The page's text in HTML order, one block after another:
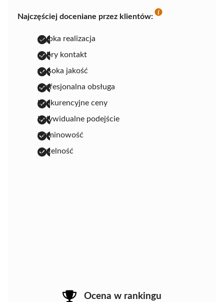
Najczęściej doceniane przez klientów:
szybka realizacja
dobry kontakt
wysoka jakość
profesjonalna obsługa
konkurencyjne ceny
indywidualne podejście
terminowość
rzetelność
Ocena w rankingu